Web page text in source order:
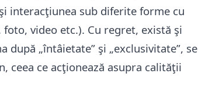
interacţiunea sub diferite forme cu
video etc.). Cu regret, există şi
după „întâietate” şi „exclusivitate”, se
ce acţionează asupra calităţii